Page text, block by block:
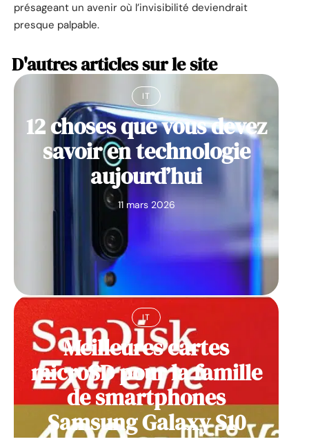
présageant un avenir où l’invisibilité deviendrait
presque palpable.
D'autres articles sur le site
IT
12 choses que vous devez
savoir en technologie
aujourd’hui
11 mars 2026
IT
Meilleures cartes
microSD pour la famille
de smartphones
Samsung Galaxy S10